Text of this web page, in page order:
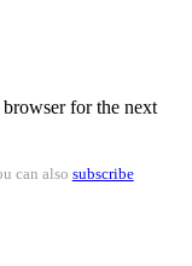
for the next
can also subscribe